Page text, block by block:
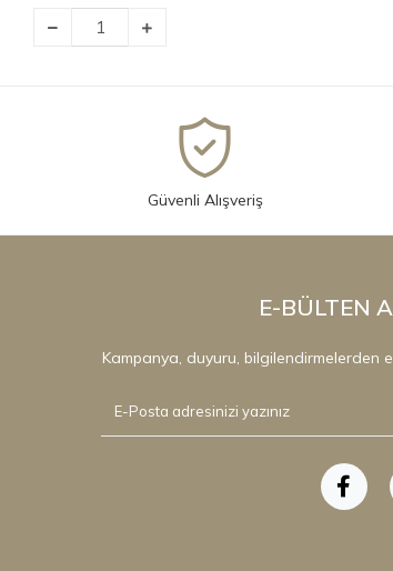
Güvenli Alışveriş
E-BÜLTEN
Kampanya, duyuru,